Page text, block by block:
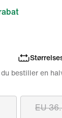
EU
bestiller en